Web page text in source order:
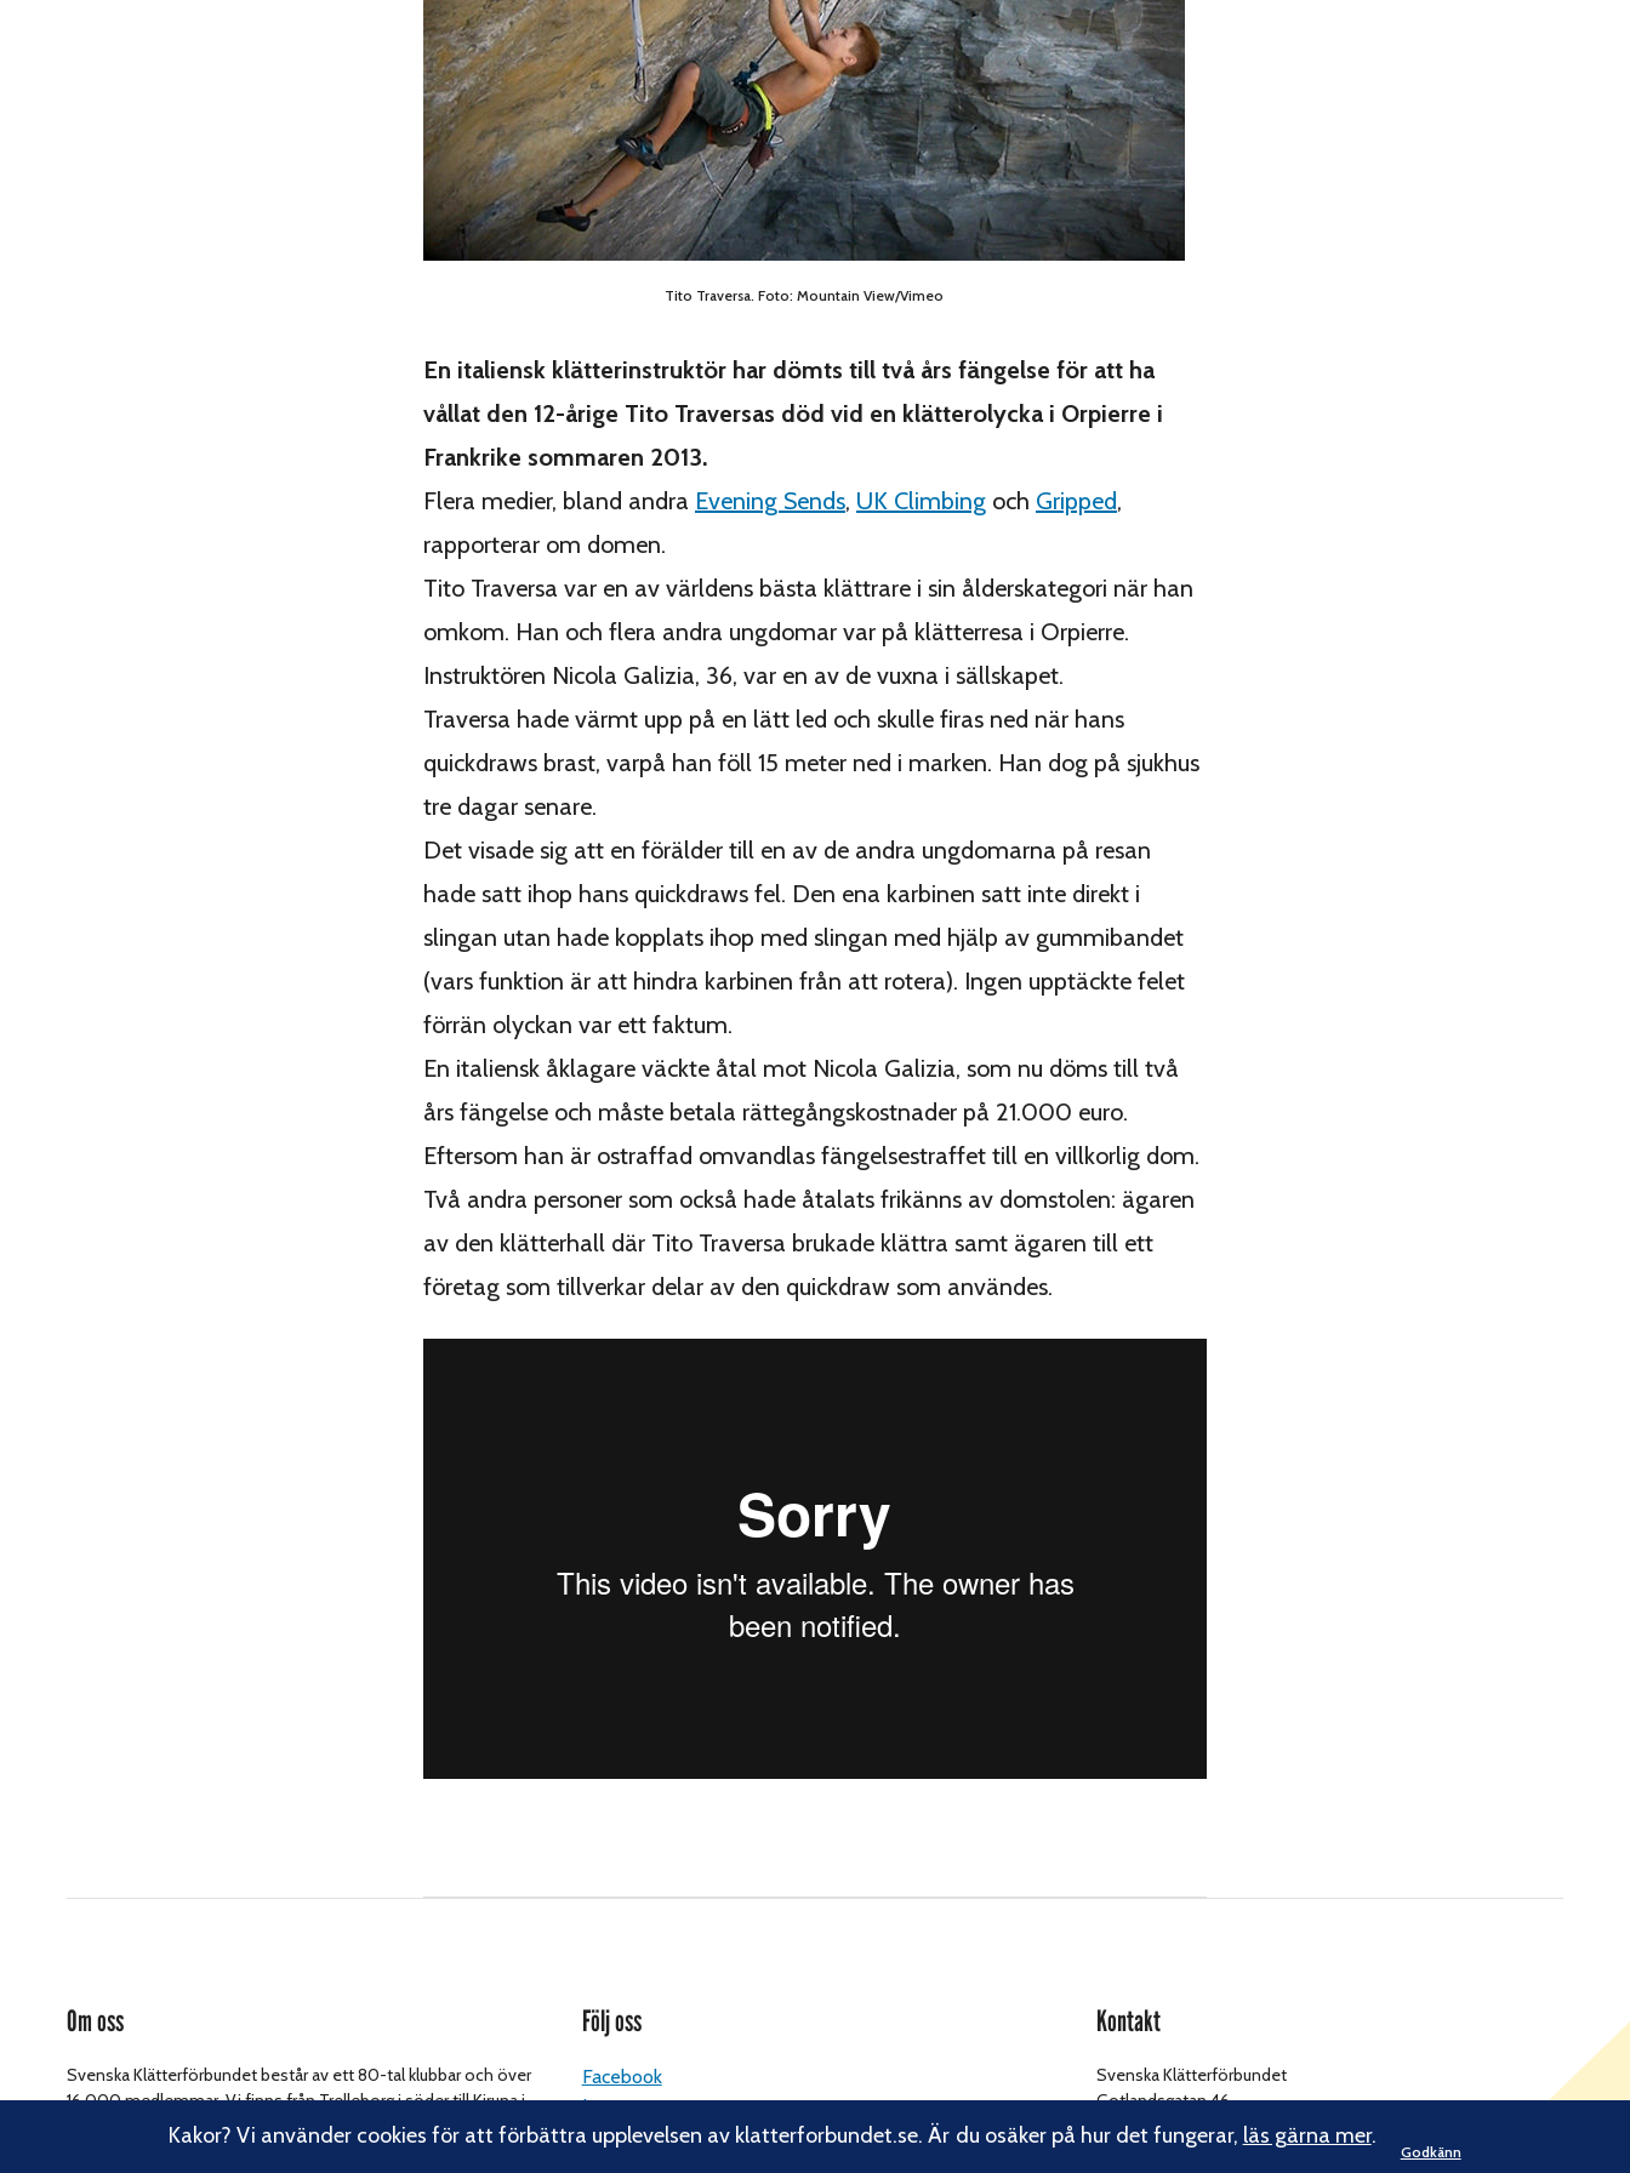
Tito Traversa. Foto: Mountain View/Vimeo
En italiensk klätterinstruktör har dömts till två års fängelse för att ha
vållat den 12-årige Tito Traversas död vid en klätterolycka i Orpierre i
Frankrike sommaren 2013.
Flera medier, bland andra Evening Sends, UK Climbing och Gripped,
rapporterar om domen.
Tito Traversa var en av världens bästa klättrare i sin ålderskategori när han
omkom. Han och flera andra ungdomar var på klätterresa i Orpierre.
Instruktören Nicola Galizia, 36, var en av de vuxna i sällskapet.
Traversa hade värmt upp på en lätt led och skulle firas ned när hans
quickdraws brast, varpå han föll 15 meter ned i marken. Han dog på sjukhus
tre dagar senare.
Det visade sig att en förälder till en av de andra ungdomarna på resan
hade satt ihop hans quickdraws fel. Den ena karbinen satt inte direkt i
slingan utan hade kopplats ihop med slingan med hjälp av gummibandet
(vars funktion är att hindra karbinen från att rotera). Ingen upptäckte felet
förrän olyckan var ett faktum.
En italiensk åklagare väckte åtal mot Nicola Galizia, som nu döms till två
års fängelse och måste betala rättegångskostnader på 21.000 euro.
Eftersom han är ostraffad omvandlas fängelsestraffet till en villkorlig dom.
Två andra personer som också hade åtalats frikänns av domstolen: ägaren
av den klätterhall där Tito Traversa brukade klättra samt ägaren till ett
företag som tillverkar delar av den quickdraw som användes.
Om oss
Svenska Klätterförbundet består av ett 80-tal klubbar och över
16 000 medlemmar. Vi finns från Trelleborg i söder till Kiruna i
norr. Klättrarna i Sverige är dock betydligt fler och vi för din
Följ oss
Facebook
Instagram
Linkedin
Kontakt
Svenska Klätterförbundet
Gotlandsgatan 46
116 65 Stockholm
Kakor? Vi använder cookies för att förbättra upplevelsen av klatterforbundet.se. Är du osäker på hur det fungerar, läs gärna mer.
Godkänn